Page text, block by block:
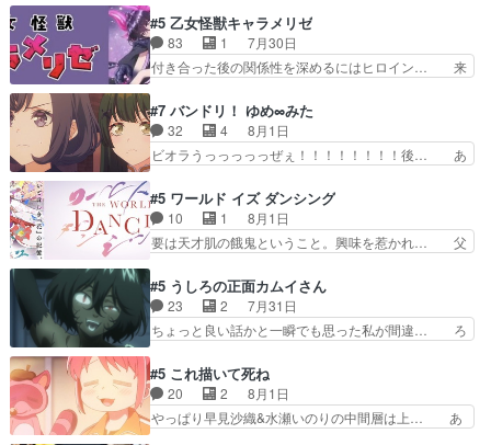
い筈のガブちゃん、アキオの… 色々とひっかけが
あって、最終的に嫌な終わ… ゴンゾウが従える大
量のツガイに何事かと思…
タイの妃になってもその心は晴れず、モ… ドレゲ
ネの過去、宝石だった彼女が人になり… ドレゲネ
の過去、、辛かった、、あのジャタ… 年上旦那が
良い人でも、女は宝石でただ笑っ… ダイルの儀式
過去には同情の言葉しか…シ… 奥様に悲しい過
去…萌え袖が可愛いね、と思… ドレゲネとシタ
ラ、2人だけの同盟が結成さ…
#5 乙女怪獣キャラメリゼ
83 1
7月30日
付き合った後の関係性を深めるにはヒロイン… 来
とメスってて何この可愛い生物。クラス… 付き合
い始めたら始めたでまた違った悩みが… と一歩ず
つ踏み出す黒絵ちゃん微笑ま新汰の… ツインテー
ルが可愛いお茶目な妹ちゃんです… しかも過去も
らっしゃるからかしらお顔が… 黒絵「怪獣に憧れ
るのはいいけど自分自身が… 素の自分はどちらな
のかはまだ不明だが見せ…
#7 バンドリ！ ゆめ∞みた
32 4
8月1日
ビオラうっっっっっぜぇ！！！！！！！！後… あ
ラが悪魔すぎて気分が悪くなってきたこ… 声優ま
とめました(７話まで)仲町あられ/… ビオラの策略
がバッチリ嵌って最高wwwこ… 自信あれば評価
なんて気にしないし、充実し… ・バーチャルだけ
け？と思ったら歌唱シーン… の、らいぶシーン
＿!!­­--­­--­… それだけでええやん！！しかし、ビオラ
が仕…
#5 ワールド イズ ダンシング
10 1
8月1日
要は天才肌の餓鬼ということ。興味を惹かれ… 父
の鬼夜叉と田楽の増次郎。小さないざこ… 着眼点
は良くとも、先鋭的すぎるのか。芸能… 鬼夜叉は
石也と共に観世座をあとにし、三条… 観世座を離
れ、三条坊門御所で日々を送る鬼… 「お前(鬼夜
子舞勝負。鬼夜叉は猫の動き… 登場人物の我が強
い。新しい獅子舞に拘って… 第５話を
primevideoで視聴しまし…
#5 うしろの正面カムイさん
23 2
7月31日
ちょっと良い話かと一瞬でも思った私が間違… ろ
も1日お疲れ様でした～───昨晩～今… 幼女に拾
われたお市ちゃんの恩返し。化け猫… 役にて出演
させていただきました。ジョアン… トイ・ストー
リーみたいな始まり。流石に除… 猫相手になんで
#5 これ描いて死ね
20 2
8月1日
やっぱり早見沙織&水瀬いのりの中間層は上… あ